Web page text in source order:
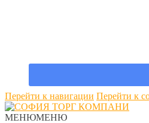
Перейти к навигации Перейти к
МЕНЮМЕНЮ